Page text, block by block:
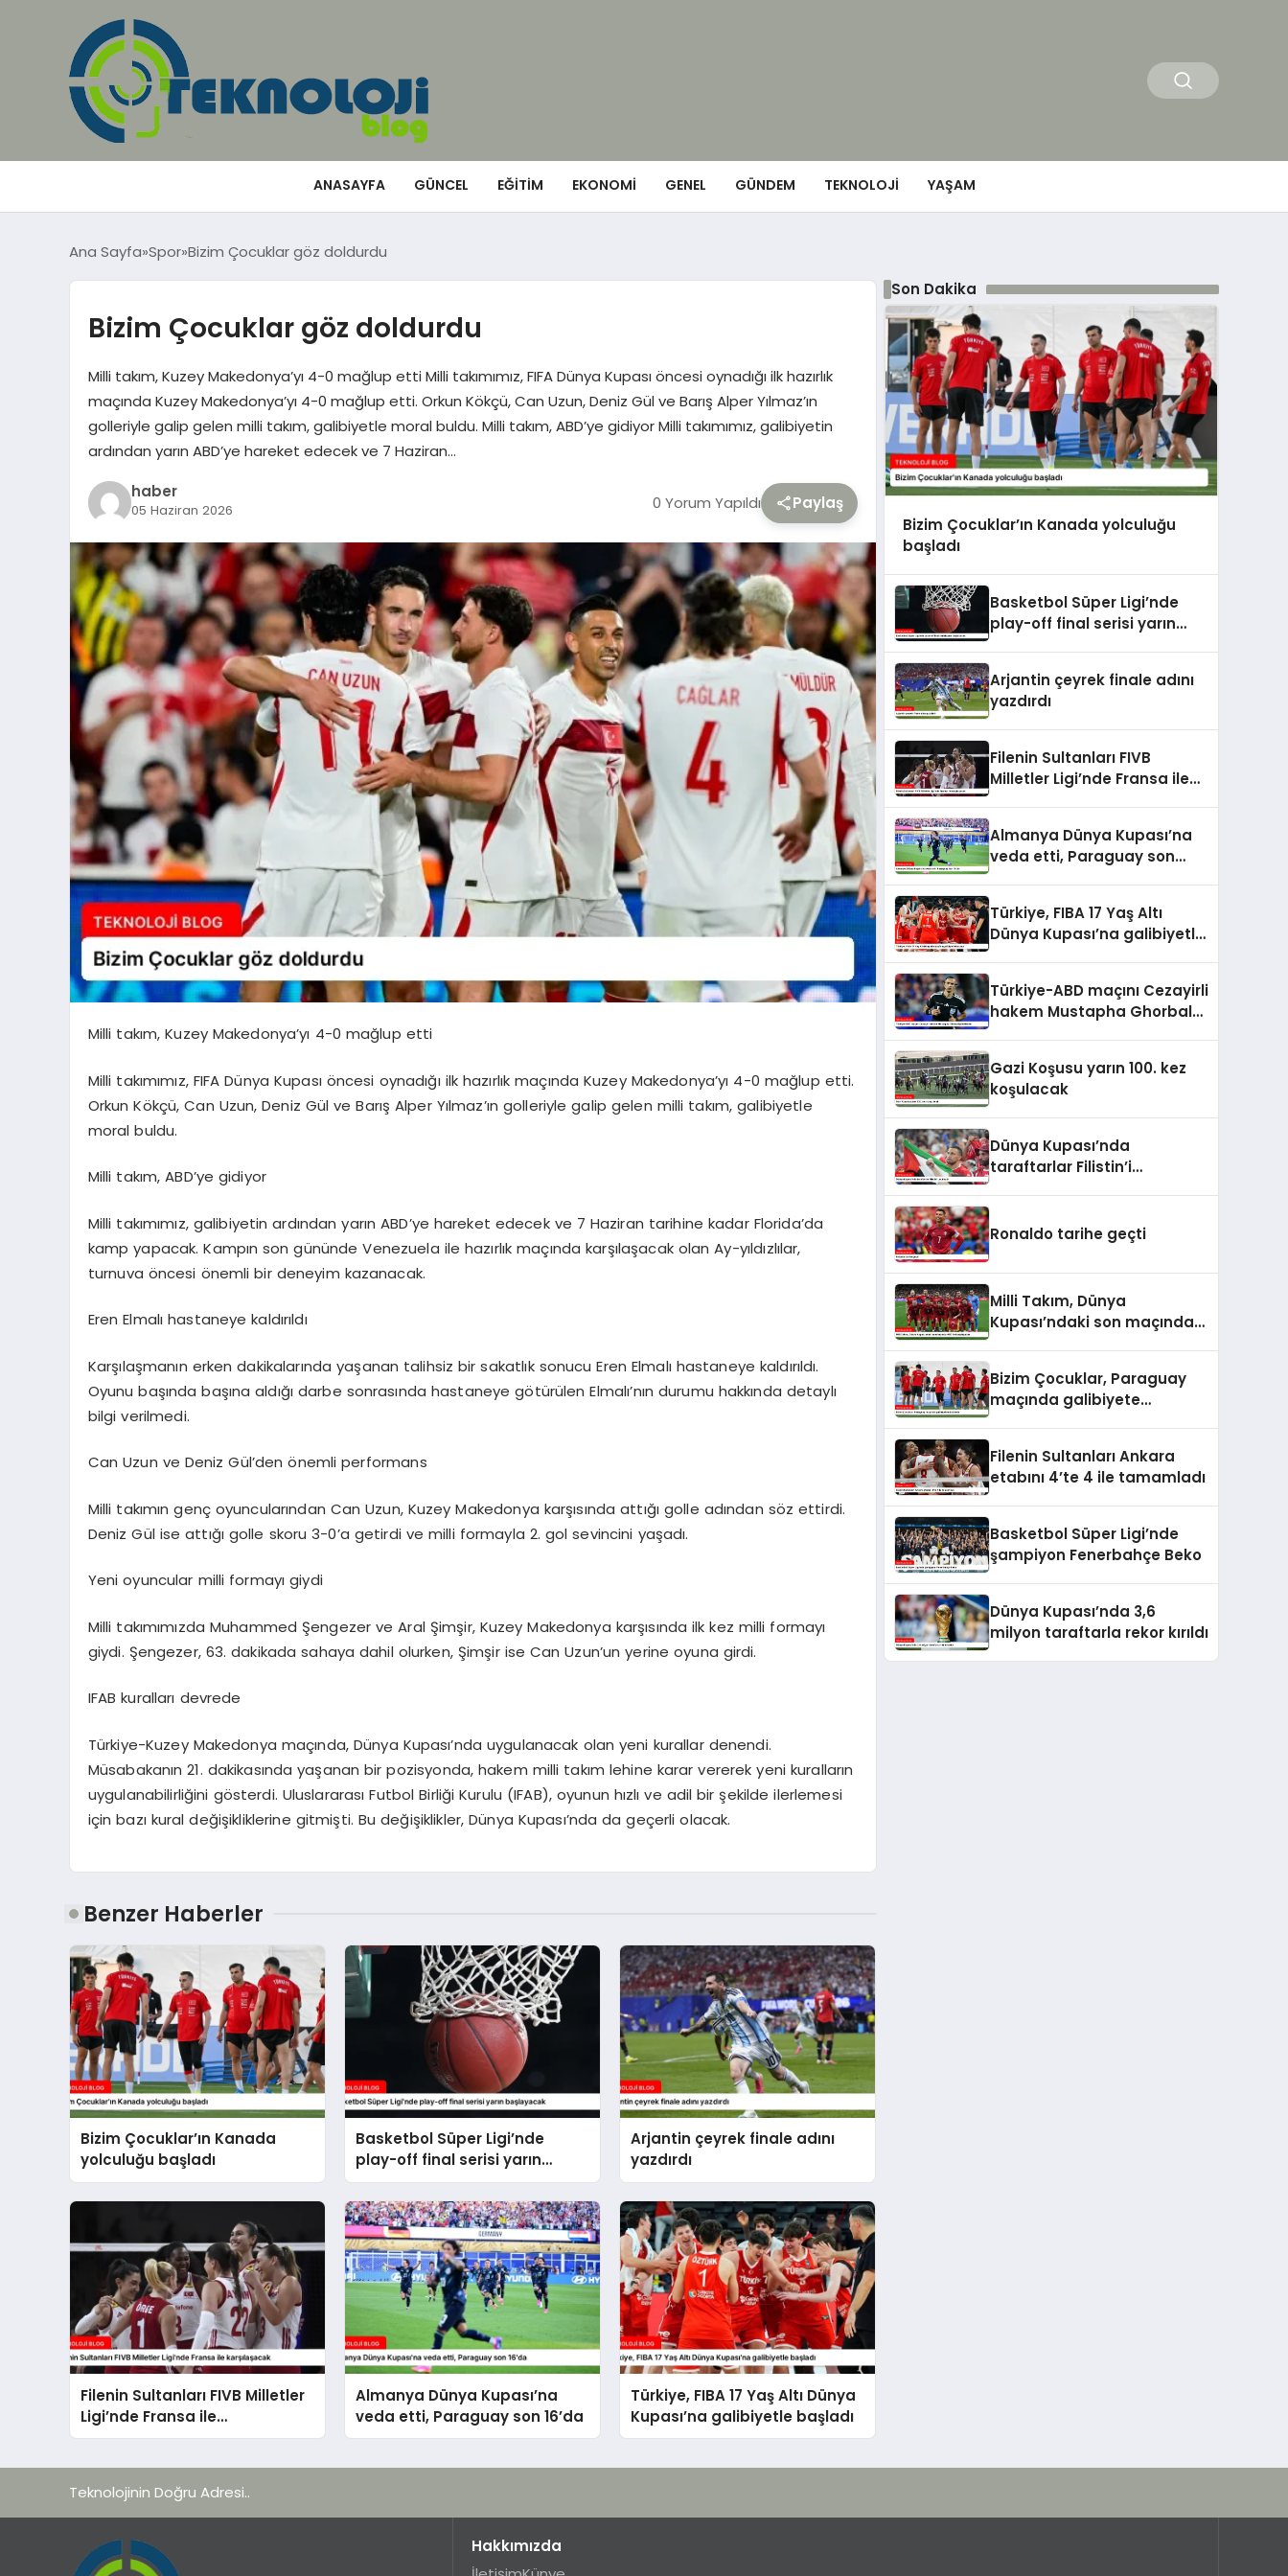
ANASAYFA GÜNCEL EĞITIM EKONOMI GENEL GÜNDEM TEKNOLOJI YAŞAM
Ana Sayfa Spor Bizim Çocuklar göz doldurdu
Bizim Çocuklar göz doldurdu
Milli takım, Kuzey Makedonya’yı 4-0 mağlup etti Milli takımımız, FIFA Dünya Kupası öncesi oynadığı ilk hazırlık
maçında Kuzey Makedonya’yı 4-0 mağlup etti. Orkun Kökçü, Can Uzun, Deniz Gül ve Barış Alper Yılmaz’ın
golleriyle galip gelen milli takım, galibiyetle moral buldu. Milli takım, ABD’ye gidiyor Milli takımımız, galibiyetin
ardından yarın ABD’ye hareket edecek ve 7 Haziran…
haber
05 Haziran 2026 0 Yorum Yapıldı Paylaş
Milli takım, Kuzey Makedonya’yı 4-0 mağlup etti
Milli takımımız, FIFA Dünya Kupası öncesi oynadığı ilk hazırlık maçında Kuzey Makedonya’yı 4-0 mağlup etti.
Orkun Kökçü, Can Uzun, Deniz Gül ve Barış Alper Yılmaz’ın golleriyle galip gelen milli takım, galibiyetle
moral buldu.
Milli takım, ABD’ye gidiyor
Milli takımımız, galibiyetin ardından yarın ABD’ye hareket edecek ve 7 Haziran tarihine kadar Florida’da
kamp yapacak. Kampın son gününde Venezuela ile hazırlık maçında karşılaşacak olan Ay-yıldızlılar,
turnuva öncesi önemli bir deneyim kazanacak.
Eren Elmalı hastaneye kaldırıldı
Karşılaşmanın erken dakikalarında yaşanan talihsiz bir sakatlık sonucu Eren Elmalı hastaneye kaldırıldı.
Oyunu başında başına aldığı darbe sonrasında hastaneye götürülen Elmalı’nın durumu hakkında detaylı
bilgi verilmedi.
Can Uzun ve Deniz Gül’den önemli performans
Milli takımın genç oyuncularından Can Uzun, Kuzey Makedonya karşısında attığı golle adından söz ettirdi.
Deniz Gül ise attığı golle skoru 3-0’a getirdi ve milli formayla 2. gol sevincini yaşadı.
Yeni oyuncular milli formayı giydi
Milli takımımızda Muhammed Şengezer ve Aral Şimşir, Kuzey Makedonya karşısında ilk kez milli formayı
giydi. Şengezer, 63. dakikada sahaya dahil olurken, Şimşir ise Can Uzun’un yerine oyuna girdi.
IFAB kuralları devrede
Türkiye-Kuzey Makedonya maçında, Dünya Kupası’nda uygulanacak olan yeni kurallar denendi.
Müsabakanın 21. dakikasında yaşanan bir pozisyonda, hakem milli takım lehine karar vererek yeni kuralların
uygulanabilirliğini gösterdi. Uluslararası Futbol Birliği Kurulu (IFAB), oyunun hızlı ve adil bir şekilde ilerlemesi
için bazı kural değişikliklerine gitmişti. Bu değişiklikler, Dünya Kupası’nda da geçerli olacak.
Benzer Haberler
Bizim Çocuklar’ın Kanada
yolculuğu başladı
Basketbol Süper Ligi’nde
play-off final serisi yarın
başlayacak
Arjantin çeyrek finale adını
yazdırdı
Filenin Sultanları FIVB Milletler
Ligi’nde Fransa ile
karşılaşacak
Almanya Dünya Kupası’na
veda etti, Paraguay son 16’da
Türkiye, FIBA 17 Yaş Altı Dünya
Kupası’na galibiyetle başladı
Son Dakika
Bizim Çocuklar’ın Kanada yolculuğu
başladı
Basketbol Süper Ligi’nde
play-off final serisi yarın
Arjantin çeyrek finale adını
yazdırdı
Filenin Sultanları FIVB
Milletler Ligi’nde Fransa ile
Almanya Dünya Kupası’na
veda etti, Paraguay son
Türkiye, FIBA 17 Yaş Altı
Dünya Kupası’na galibiyetle
Türkiye-ABD maçını Cezayirli
hakem Mustapha Ghorbal
Gazi Koşusu yarın 100. kez
koşulacak
Dünya Kupası’nda
taraftarlar Filistin’i
Ronaldo tarihe geçti
Milli Takım, Dünya
Kupası’ndaki son maçında
Bizim Çocuklar, Paraguay
maçında galibiyete
Filenin Sultanları Ankara
etabını 4’te 4 ile tamamladı
Basketbol Süper Ligi’nde
şampiyon Fenerbahçe Beko
Dünya Kupası’nda 3,6
milyon taraftarla rekor kırıldı
Teknolojinin Doğru Adresi..
Hakkımızda